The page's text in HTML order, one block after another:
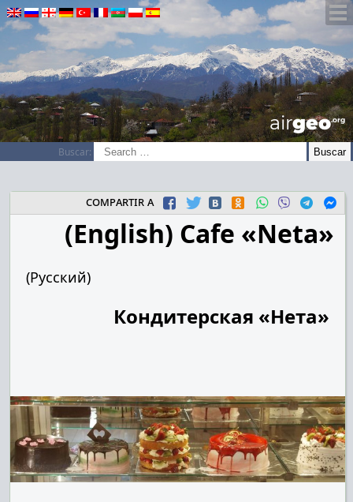
airGEO.oRg
Buscar:
compartir a
(English) Cafe «Neta»
(Русский)
Кондитерская «Нета»